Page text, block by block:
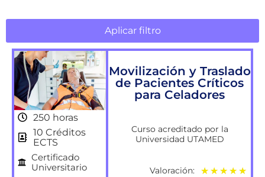
Aplicar filtro
250 horas
10 Créditos
ECTS
Certificado
Universitario
Movilización y Traslado
de Pacientes Críticos
para Celadores
Curso acreditado por la
Universidad UTAMED
Valoración: ★ ★ ★ ★ ★